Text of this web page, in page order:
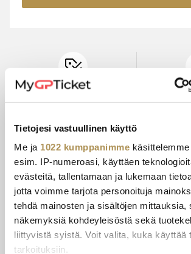
Tietojesi vastuullinen käyttö
Me ja 1022 kumppanimme
esim. IP-numeroasi, käyttäen
evästeitä, tallentamaan ja lukemaan
jotta voimme tarjota personoituja
tehdä mainosten ja sisältöjen mittauksia,
näkemyksiä kohdeyleisöstä sekä
liittyvistä syistä. Voit valita, kuka käyttää
tarkoituksiin.
LIPPUHINNAT
TURVALLINEN
MAKSU-